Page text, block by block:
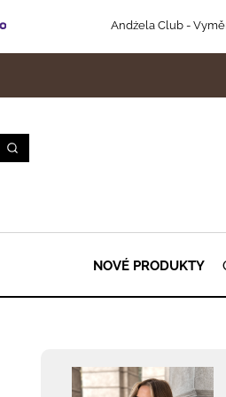
Andżela Club-
NOVÉ PRODUKTY